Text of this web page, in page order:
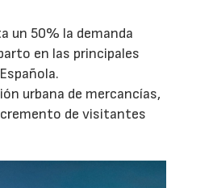
un 50% la demanda
en las principales
urbana de mercancías,
de visitantes